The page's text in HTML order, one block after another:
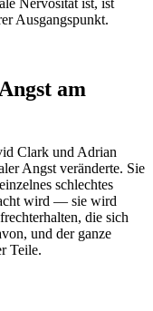
Ausgangspunkt.
am
Clark und Adrian
Angst veränderte. Sie
schlechtes
wird — sie wird
die sich
und der ganze
Teile.